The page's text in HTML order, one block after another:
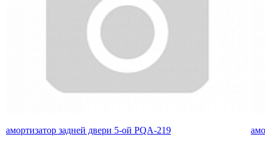
амортизатор задней двери 5-ой PQA-219